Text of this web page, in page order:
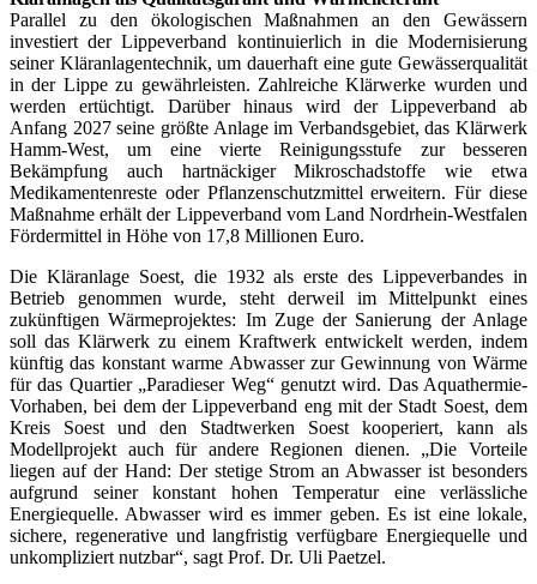
Parallel zu den ökologischen Maßnahmen an den Gewässern
investiert der Lippeverband kontinuierlich in die Modernisierung
seiner Kläranlagentechnik, um dauerhaft eine gute Gewässerqualität
in der Lippe zu gewährleisten. Zahlreiche Klärwerke wurden und
werden ertüchtigt. Darüber hinaus wird der Lippeverband ab
Anfang 2027 seine größte Anlage im Verbandsgebiet, das Klärwerk
Hamm-West, um eine vierte Reinigungsstufe zur besseren
Bekämpfung auch hartnäckiger Mikroschadstoffe wie etwa
Medikamentenreste oder Pflanzenschutzmittel erweitern. Für diese
Maßnahme erhält der Lippeverband vom Land Nordrhein-Westfalen
Fördermittel in Höhe von 17,8 Millionen Euro.
Die Kläranlage Soest, die 1932 als erste des Lippeverbandes in
Betrieb genommen wurde, steht derweil im Mittelpunkt eines
zukünftigen Wärmeprojektes: Im Zuge der Sanierung der Anlage
soll das Klärwerk zu einem Kraftwerk entwickelt werden, indem
künftig das konstant warme Abwasser zur Gewinnung von Wärme
für das Quartier „Paradieser Weg“ genutzt wird. Das Aquathermie-
Vorhaben, bei dem der Lippeverband eng mit der Stadt Soest, dem
Kreis Soest und den Stadtwerken Soest kooperiert, kann als
Modellprojekt auch für andere Regionen dienen. „Die Vorteile
liegen auf der Hand: Der stetige Strom an Abwasser ist besonders
aufgrund seiner konstant hohen Temperatur eine verlässliche
Energiequelle. Abwasser wird es immer geben. Es ist eine lokale,
sichere, regenerative und langfristig verfügbare Energiequelle und
unkompliziert nutzbar“, sagt Prof. Dr. Uli Paetzel.